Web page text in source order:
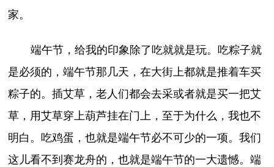
家。
端午节，给我的印象除了吃就就是玩。吃粽子就
是必须的，端午节那几天，在大街上都就是推着车买
粽子的。插艾草，老人们都会去采或者就是买一把艾
草，用艾草穿上葫芦挂在门上，至于为什么，我也不
明白。吃鸡蛋，也就是端午节必不可少的一项。我们
这儿看不到赛龙舟的，也就是端午节的一大遗憾。端